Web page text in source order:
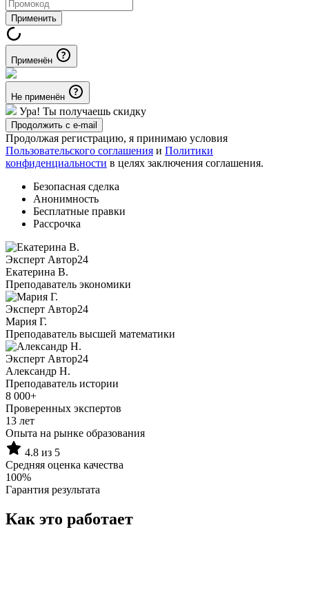
Применить
Применён
Не применён
Ура! Ты получаешь скидку
Продолжить с e-mail
Продолжая регистрацию, я принимаю условия
Пользовательского соглашения и Политики
конфиденциальности в целях заключения соглашения.
Безопасная сделка
Анонимность
Бесплатные правки
Рассрочка
Эксперт Автор24
Екатерина B.
Преподаватель экономики
Эксперт Автор24
Мария Г.
Преподаватель высшей математики
Эксперт Автор24
Александр Н.
Преподаватель истории
8 000+
Проверенных экспертов
13 лет
Опыта на рынке образования
4.8 из 5
Средняя оценка качества
100%
Гарантия результата
Как это работает